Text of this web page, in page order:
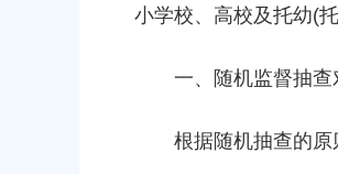
小学校、高校及托幼(
一、随机监督抽查
根据随机抽查的原则
藏在南桥镇日常里的“幸福密码”，你发现了吗？